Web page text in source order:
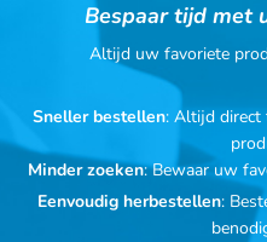
Bespaar tijd met
Altijd uw favoriete
Sneller bestellen: Altijd
Minder zoeken: Bewaar uw
Eenvoudig herbestellen: